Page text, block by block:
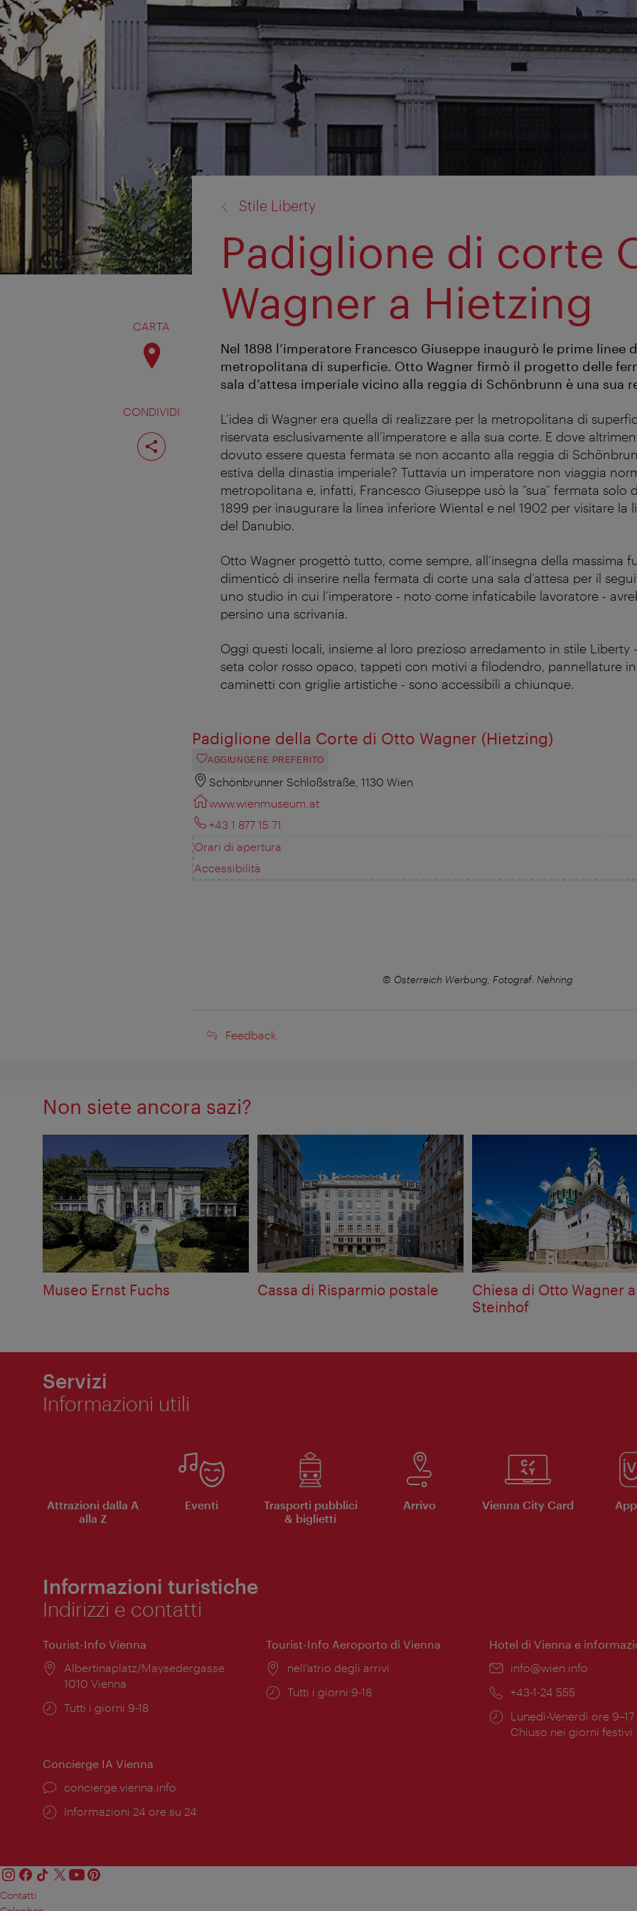
CARTA
CONDIVIDI
Condividi
pagina
Stile Liberty
Padiglione di corte
Wagner a Hietzing
Nel 1898 l’imperatore Francesco Giuseppe inaugurò le prime linee
metropolitana di superficie. Otto Wagner firmò il progetto delle
sala d’attesa imperiale vicino alla reggia di Schönbrunn è una sua
L’idea di Wagner era quella di realizzare per la metropolitana di
riservata esclusivamente all’imperatore e alla sua corte. E dove
dovuto essere questa fermata se non accanto alla reggia di
estiva della dinastia imperiale? Tuttavia un imperatore non viaggia
metropolitana e, infatti, Francesco Giuseppe usò la “sua” fermata solo
1899 per inaugurare la linea inferiore Wiental e nel 1902 per visitare la
del Danubio.
Otto Wagner progettò tutto, come sempre, all’insegna della massima
dimenticò di inserire nella fermata di corte una sala d’attesa per il
uno studio in cui l’imperatore - noto come infaticabile lavoratore -
persino una scrivania.
Oggi questi locali, insieme al loro prezioso arredamento in stile Liberty
seta color rosso opaco, tappeti con motivi a filodendro, pannellature
caminetti con griglie artistiche - sono accessibili a chiunque.
Padiglione della Corte di Otto Wagner (Hietzing)
AGGIUNGERE PREFERITO
Schönbrunner Schloßstraße, 1130 Wien
www.wienmuseum.at
+43 1 877 15 71
Orari di apertura
Accessibilità
© Österreich Werbung, Fotograf: Nehring
Feedback
Feedback
Non siete ancora sazi?
Museo Ernst Fuchs Cassa di Risparmio postale
Chiesa di Otto Wagner a
Steinhof
Servizi
Informazioni utili
Attrazioni dalla A
alla Z
Eventi
Trasporti pubblici
& biglietti
Arrivo Vienna City Card
Informazioni turistiche
Indirizzi e contatti
Tourist-Info Vienna
Posizione:
Albertinaplatz/Maysedergasse
1010 Vienna
Orari
Tutti i giorni 9-18
Tourist-Info Aeroporto di Vienna
Posizione:
nell’atrio degli arrivi
Orari
Tutti i giorni 9-18
Hotel di Vienna e
Email:
info@wien.info
Telefono:
+43-1-24 555
Orari
di
Lunedì-Venerdì ore 9–17
Chiuso nei giorni festivi
Concierge IA Vienna
Ort:
concierge.vienna.info
Öffnungszeiten:
Informazioni 24 ore su 24
Contatti